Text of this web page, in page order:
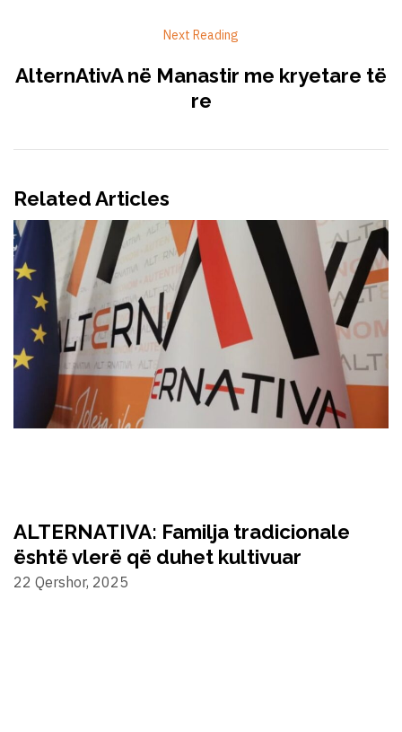
Next Reading
AlternAtivA në Manastir me kryetare të
re
Related Articles
ALTERNATIVA: Familja tradicionale
është vlerë që duhet kultivuar
22 Qershor, 2025